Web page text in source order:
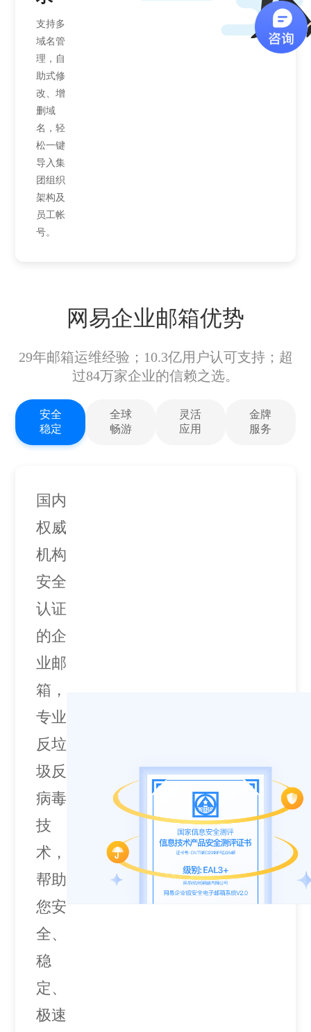
支持多
域名管
理，自
助式修
改、增
删域
名，轻
松一键
导入集
团组织
架构及
员工帐
号。
网易企业邮箱优势
29年邮箱运维经验；10.3亿用户认可支持；超
过84万家企业的信赖之选。
安全
稳定
全球
畅游
灵活
应用
金牌
服务
国内
权威
机构
安全
认证
的企
业邮
箱，
专业
反垃
圾反
病毒
技
术，
帮助
您安
全、
稳
定、
极速